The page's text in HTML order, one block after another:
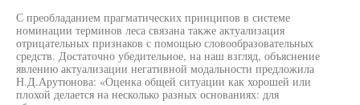
С преобладанием прагматических принципов в системе
номинации терминов леса связана также актуализация
отрицательных признаков с помощью словообразовательных
средств. Достаточно убедительное, на наш взгляд, объяснение
явлению актуализации негативной модальности предложила
Н.Д.Арутюнова: «Оценка общей ситуации как хорошей или
плохой делается на несколько разных основаниях: для